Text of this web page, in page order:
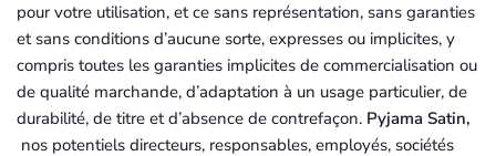
pour votre utilisation, et ce sans représentation, sans garanties
et sans conditions d’aucune sorte, expresses ou implicites, y
compris toutes les garanties implicites de commercialisation ou
de qualité marchande, d’adaptation à un usage particulier, de
durabilité, de titre et d’absence de contrefaçon. Pyjama Satin,
nos potentiels directeurs, responsables, employés, sociétés